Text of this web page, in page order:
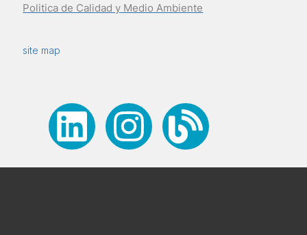
Politica de Calidad y Medio Ambiente
site map